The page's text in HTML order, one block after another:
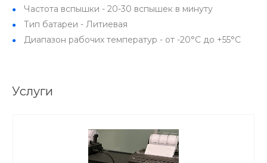
Частота вспышки - 20-30 вспышек в минуту
Тип батареи - Литиевая
Диапазон рабочих температур - от -20°C до +55°C
Услуги